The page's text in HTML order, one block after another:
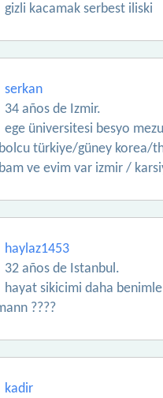
gizli kacamak serbest iliski
serkan
34 años de Izmir.
ege üniversitesi besyo
türkiye/güney korea/
ve evim var izmir /
haylaz1453
32 años de Istanbul.
hayat sikicimi daha benimle
????
kadir